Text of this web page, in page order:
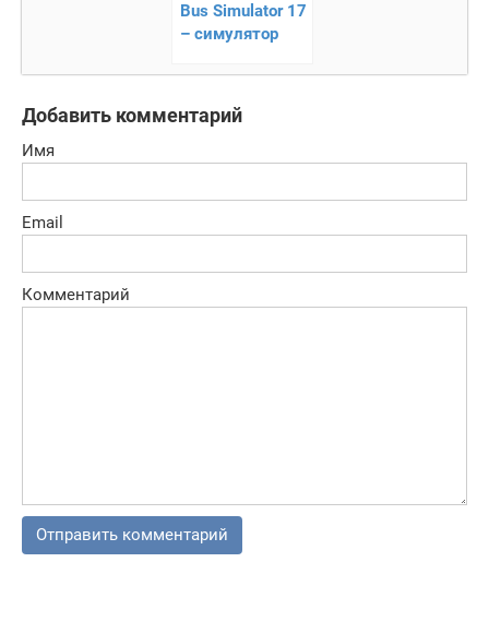
Bus Simulator 17
– симулятор
Добавить комментарий
Имя
Email
Комментарий